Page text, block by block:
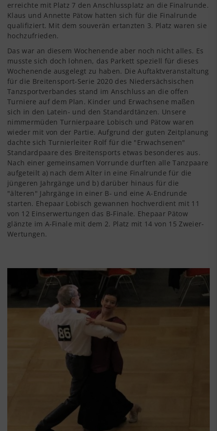
erreichte mit Platz 7 den Anschlussplatz an die Finalrunde.
Klaus und Annette Pätow hatten sich für die Finalrunde
qualifiziert. Mit dem souverän ertanzten 3. Platz waren sie
hochzufrieden.
Das war an diesem Wochenende aber noch nicht alles. Es
musste sich doch lohnen, das Parkett speziell für dieses
Wochenende ausgelegt zu haben. Die Auftaktveranstaltung
für die Breitensport-Serie 2020 des Niedersächsischen
Tanzsportverbandes stand im Anschluss an die offen
Turniere auf dem Plan. Kinder und Erwachsene maßen
sich in den Latein- und den Standardtänzen. Unsere
nimmermüden Turnierpaare Lobisch und Pätow waren
wieder mit von der Partie. Aufgrund der guten Zeitplanung
dachte sich Turnierleiter Rolf für die "Erwachsenen"
Standardpaare des Breitensports etwas besonderes aus.
Nach einer gemeinsamen Vorrunde durften alle Tanzpaare
aufgeteilt a) nach dem Alter in eine Finalrunde für die
jüngeren Jahrgänge und b) darüber hinaus für die
"älteren" Jahrgänge in einer B- und eine A-Endrunde
starten. Ehepaar Lobisch gewannen hochverdient mit 11
von 12 Einserwertungen das B-Finale. Ehepaar Pätow
glänzte im A-Finale mit dem 2. Platz mit 14 von 15 Zweier-
Wertungen.